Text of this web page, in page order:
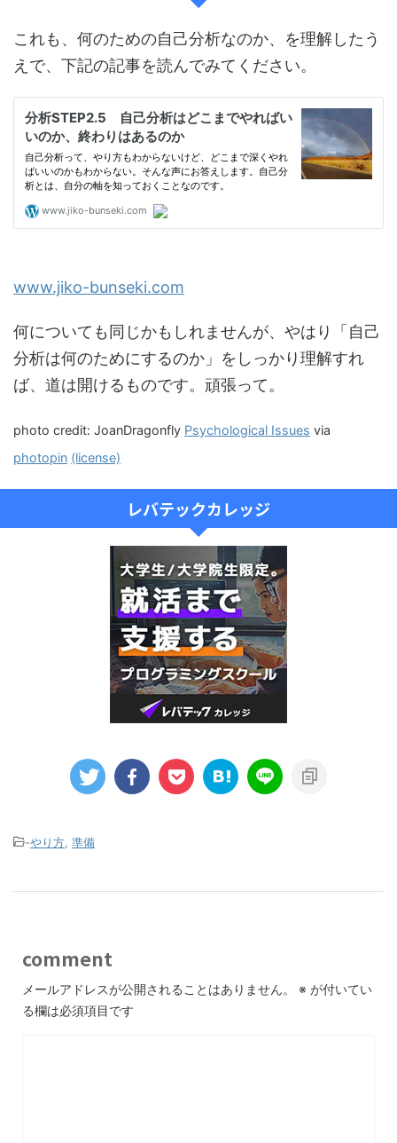
これも、何のための自己分析なのか、を理解したう
えで、下記の記事を読んでみてください。
www.jiko-bunseki.com
何についても同じかもしれませんが、やはり「自己
分析は何のためにするのか」をしっかり理解すれ
ば、道は開けるものです。頑張って。
photo credit: JoanDragonfly Psychological Issues via
photopin (license)
レバテックカレッジ
-やり方 準備
comment
メールアドレスが公開されることはありません。 ※ が付いてい
る欄は必須項目です